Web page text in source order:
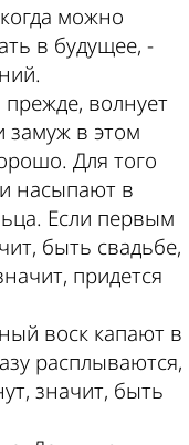
можно
в будущее, -
волнует
замуж в этом
Для того
насыпают в
Если первым
быть свадьбе,
придется
воск капают в
расплываются,
значит, быть